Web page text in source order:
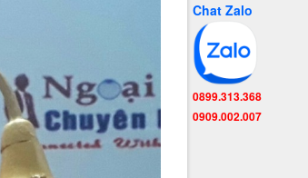
Chat Zalo
0899.313.368
0909.002.007